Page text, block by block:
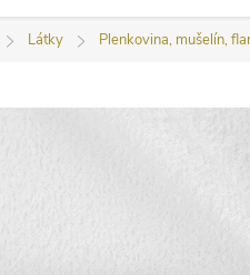
Domů
Látky Plenkovina, mušelín,